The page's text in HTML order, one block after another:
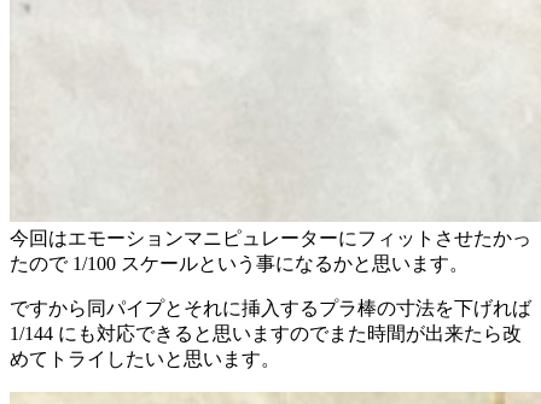
今回はエモーションマニピュレーターにフィットさせたかっ
たので 1/100 スケールという事になるかと思います。
ですから同パイプとそれに挿入するプラ棒の寸法を下げれば
1/144 にも対応できると思いますのでまた時間が出来たら改
めてトライしたいと思います。